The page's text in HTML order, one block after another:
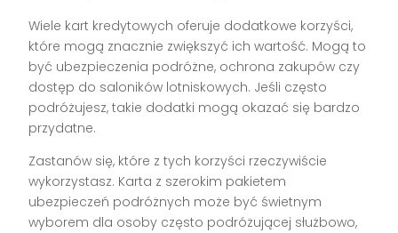
Wiele kart kredytowych oferuje dodatkowe korzyści,
które mogą znacznie zwiększyć ich wartość. Mogą to
być ubezpieczenia podróżne, ochrona zakupów czy
dostęp do saloników lotniskowych. Jeśli często
podróżujesz, takie dodatki mogą okazać się bardzo
przydatne.
Zastanów się, które z tych korzyści rzeczywiście
wykorzystasz. Karta z szerokim pakietem
ubezpieczeń podróżnych może być świetnym
wyborem dla osoby często podróżującej służbowo,